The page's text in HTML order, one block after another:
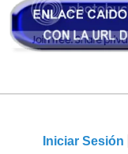
Iniciar Sesión